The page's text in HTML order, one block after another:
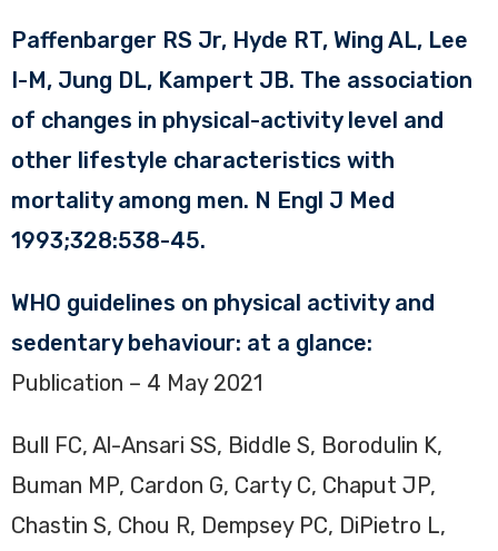
Paffenbarger RS Jr, Hyde RT, Wing AL, Lee
I-M, Jung DL, Kampert JB. The association
of changes in physical-activity level and
other lifestyle characteristics with
mortality among men. N Engl J Med
1993;328:538-45.
WHO guidelines on physical activity and
sedentary behaviour: at a glance:
Publication – 4 May 2021
Bull FC, Al-Ansari SS, Biddle S, Borodulin K,
Buman MP, Cardon G, Carty C, Chaput JP,
Chastin S, Chou R, Dempsey PC, DiPietro L,